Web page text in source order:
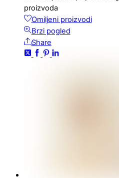
proizvoda
Omiljeni proizvodi
Brzi pogled
Share